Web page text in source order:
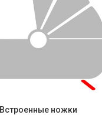
Встроенные ножки